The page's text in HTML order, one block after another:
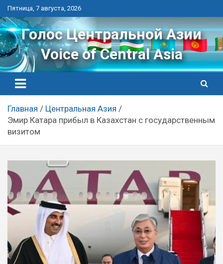
Перейти
к
контенту
Пятница, 7 августа, 2026
Голос Центральной Азии
Voice of Central Asia
Главная
Центральная Азия
Эмир Катара прибыл в Казахстан с государственным
визитом